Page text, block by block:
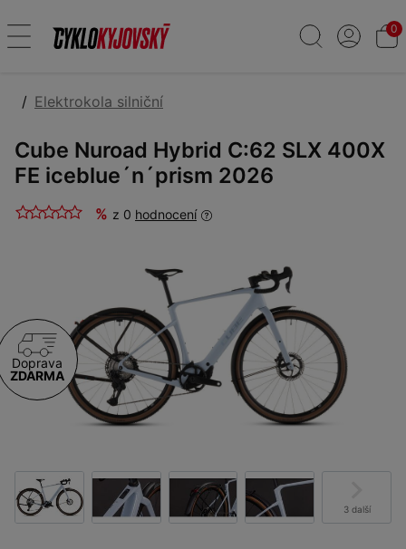
0
Elektrokola silniční
Cube Nuroad Hybrid C:62 SLX 400X
FE iceblue´n´prism 2026
% z 0 hodnocení
Doprava
ZDARMA
3 další